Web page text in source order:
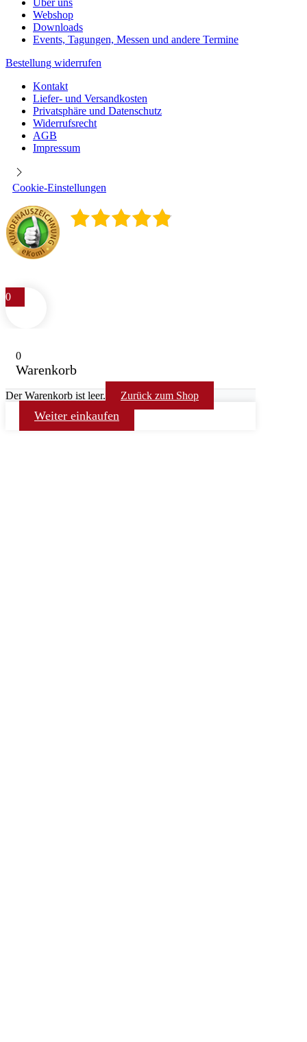
Webshop
Downloads
Events, Tagungen, Messen und andere Termine
Bestellung widerrufen
Kontakt
Liefer- und Versandkosten
Privatsphäre und Datenschutz
Widerrufsrecht
AGB
Impressum
Cookie-Einstellungen
0
0
Warenkorb
Der Warenkorb ist leer. Zurück zum Shop
Weiter einkaufen